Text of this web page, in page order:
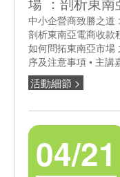
中小企營商致勝之道
剖析東南亞電商收款
如何問拓東南亞市場
序及注意事項 • 主
活動細節 >
04/21